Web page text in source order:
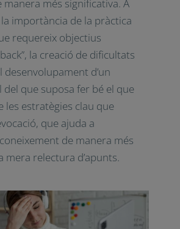
del «chunking», que
les unitats
en parts més petites per
cognitiva i organitzar la
manera més significativa.
la importància de la
que requereix
“feedback”, la creació
i el
clau que proposa és
ajuda a consolidar el
nuestro newsletter?